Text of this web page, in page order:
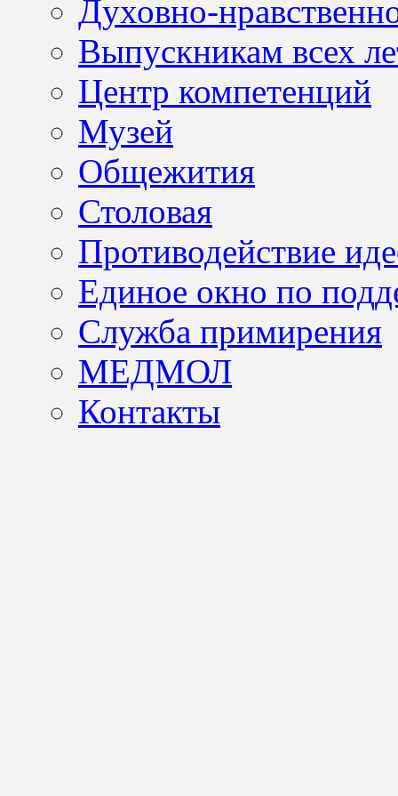
Духовно-
Выпускникам всех
Центр компетенций
Музей
Общежития
Столовая
Противодействие
Единое окно по
Служба примирения
МЕДМОЛ
Контакты